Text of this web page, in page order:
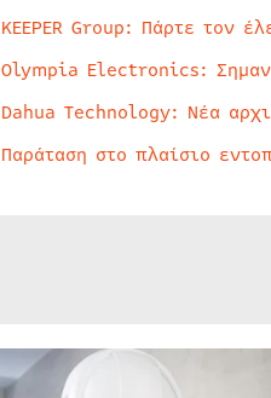
KEEPER Group: Πάρτε τον
Olympia Electronics:
Dahua Technology: Νέα
Παράταση στο πλαίσιο